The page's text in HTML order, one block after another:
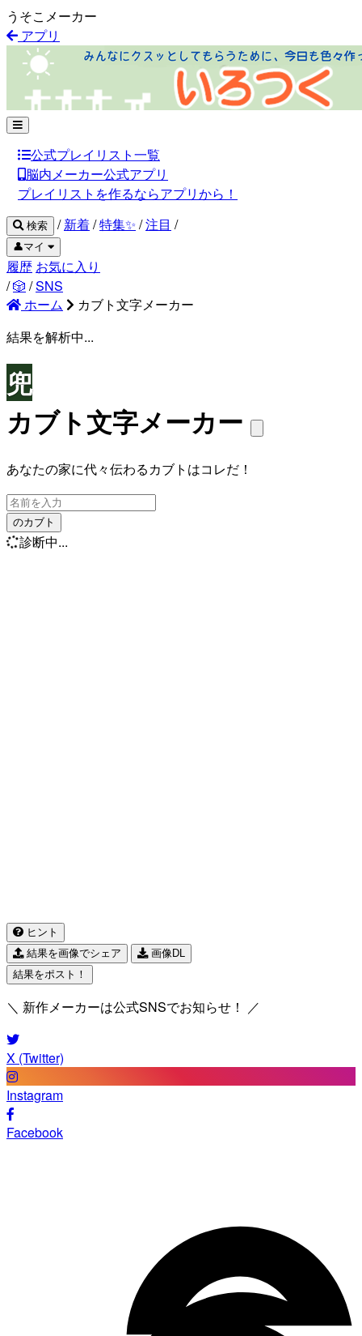
うそこメーカー
アプリ
公式プレイリスト一覧
脳内メーカー公式アプリ
プレイリストを作るならアプリから！
検索 / 新着/特集✨ /注目 /
👤マイ
履歴 お気に入り
/🎲 /SNS
ホーム
カブト文字メーカー
結果を解析中...
兜
カブト文字メーカー
あなたの家に代々伝わるカブトはコレだ！
のカブト
診断中...
ヒント
結果を画像でシェア
画像DL
結果をポスト！
＼ 新作メーカーは公式SNSでお知らせ！ ／
X (Twitter)
Instagram
Facebook